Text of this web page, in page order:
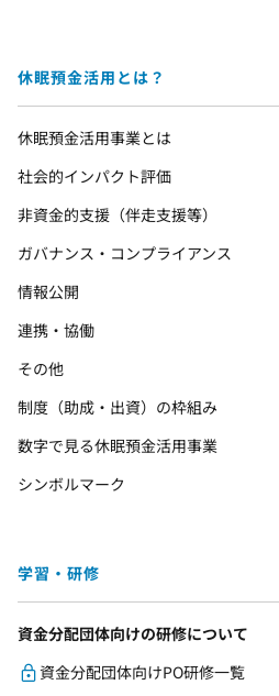
休眠預金活用とは？
休眠預金活用事業とは
社会的インパクト評価
非資金的支援（伴走支援等）
ガバナンス・コンプライアンス
情報公開
連携・協働
その他
制度（助成・出資）の枠組み
数字で見る休眠預金活用事業
シンボルマーク
学習・研修
資金分配団体向けの研修について
資金分配団体向けPO研修一覧